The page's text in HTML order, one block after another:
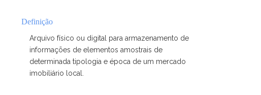
Definição
Arquivo físico ou digital para armazenamento de
informações de elementos amostrais de
determinada tipologia e época de um mercado
imobiliário local.